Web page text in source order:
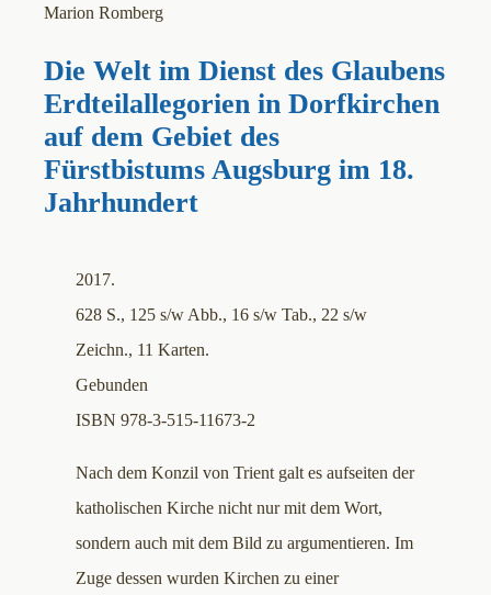
Marion Romberg
Die Welt im Dienst des Glaubens
Erdteilallegorien in Dorfkirchen
auf dem Gebiet des
Fürstbistums Augsburg im 18.
Jahrhundert
2017.
628 S., 125 s/w Abb., 16 s/w Tab., 22 s/w
Zeichn., 11 Karten.
Gebunden
ISBN 978-3-515-11673-2
Nach dem Konzil von Trient galt es aufseiten der
katholischen Kirche nicht nur mit dem Wort,
sondern auch mit dem Bild zu argumentieren. Im
Zuge dessen wurden Kirchen zu einer